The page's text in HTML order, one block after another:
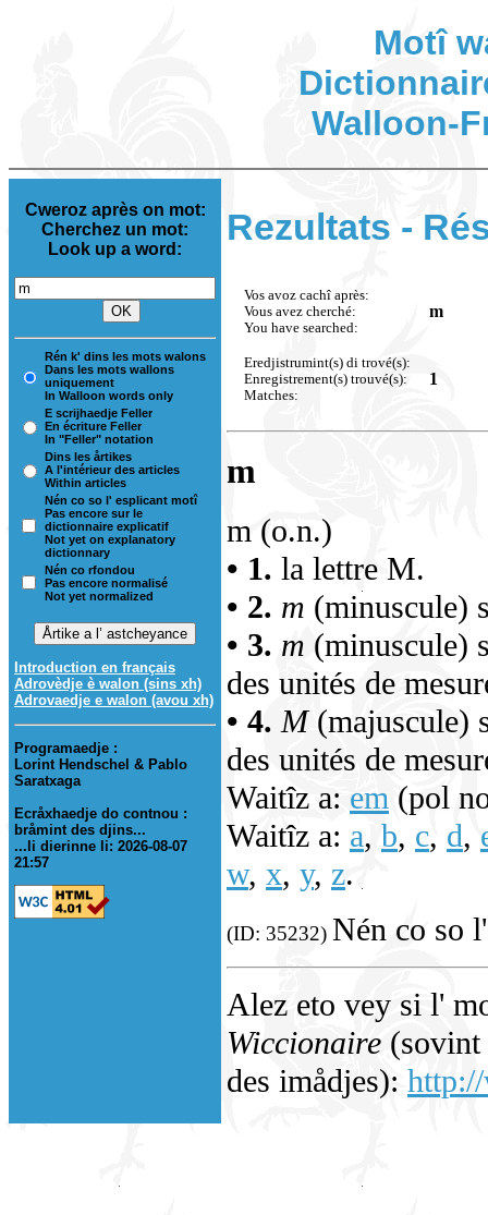
Motî
Walloon-
Cweroz après on mot:
Cherchez un mot:
Look up a word:
Rén k' dins les mots walons
Dans les mots wallons
uniquement
In Walloon words only
E scrijhaedje Feller
En écriture Feller
In "Feller" notation
Dins les årtikes
A l'intérieur des articles
Within articles
Nén co so l' esplicant motî
Pas encore sur le
dictionnaire explicatif
Not yet on explanatory
dictionnary
Nén co rfondou
Pas encore normalisé
Not yet normalized
Introduction en français
Adrovèdje è walon (sins xh)
Adrovaedje e walon (avou xh)
Programaedje :
Lorint Hendschel & Pablo
Saratxaga
Ecråxhaedje do contnou :
bråmint des djins...
...li dierinne li: 2026-08-07
21:57
Rezultats -
Vos avoz cachî après:
Vous avez cherché:
You have searched:
m
Eredjistrumint(s) di trové(s):
Enregistrement(s) trouvé(s):
Matches:
1
m
m (o.n.)
• 1. la lettre M.
• 2. m (minuscule)
• 3. m (minuscule)
des unités de
• 4. M(majuscule)
des unités de
Waitîz a: em (pol
Waitîz a: a, b, c, d,
w, x, y, z.
(ID: 35232) Nén co so
Alez eto vey si l'
Wiccionaire (sovint
des imådjes):